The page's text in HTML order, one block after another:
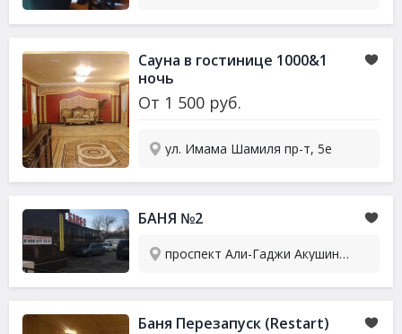
Сауна в гостинице 1000&1
ночь
От 1 500 руб.
ул. Имама Шамиля пр-т, 5е
БАНЯ №2
проспект Али-Гаджи Акушинского, 109к
Баня Перезапуск (Restart)